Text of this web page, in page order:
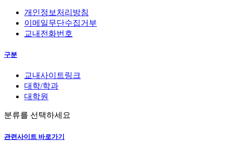
개인정보처리방침
이메일무단수집거부
교내전화번호
구분
교내사이트링크
대학/학과
대학원
분류를 선택하세요
관련사이트 바로가기